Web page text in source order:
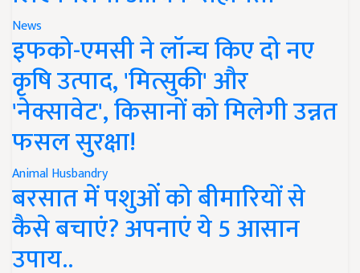
News
इफको-एमसी ने लॉन्च किए दो नए
कृषि उत्पाद, 'मित्सुकी' और
'नेक्सावेट', किसानों को मिलेगी उन्नत
फसल सुरक्षा!
Animal Husbandry
बरसात में पशुओं को बीमारियों से
कैसे बचाएं? अपनाएं ये 5 आसान
उपाय..